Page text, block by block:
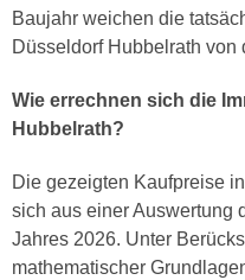
Baujahr weichen die
Düsseldorf Hubbelrath von
Wie errechnen sich die
Hubbelrath?
Die gezeigten Kaufpreise
sich aus einer Auswertung
Jahres 2026. Unter
mathematischer